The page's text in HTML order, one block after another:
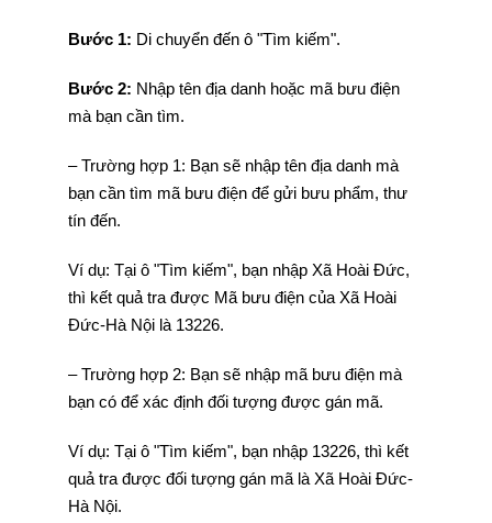
Bước 1: Di chuyển đến ô "Tìm kiếm".
Bước 2: Nhập tên địa danh hoặc mã bưu điện
mà bạn cần tìm.
– Trường hợp 1: Bạn sẽ nhập tên địa danh mà
bạn cần tìm mã bưu điện để gửi bưu phẩm, thư
tín đến.
Ví dụ: Tại ô "Tìm kiếm", bạn nhập Xã Hoài Đức,
thì kết quả tra được Mã bưu điện của Xã Hoài
Đức-Hà Nội là 13226.
– Trường hợp 2: Bạn sẽ nhập mã bưu điện mà
bạn có để xác định đối tượng được gán mã.
Ví dụ: Tại ô "Tìm kiếm", bạn nhập 13226, thì kết
quả tra được đối tượng gán mã là Xã Hoài Đức-
Hà Nội.